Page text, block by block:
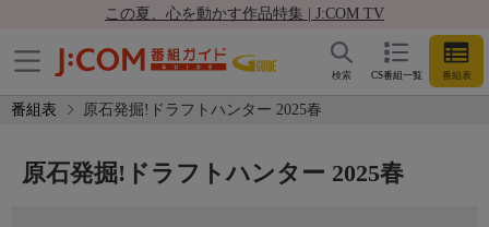
この夏、心を動かす作品特集 | J:COM TV
CS番組一覧 番組表
検索
番組表 原石発掘!ドラフトハンター 2025春
原石発掘!ドラフトハンター 2025春